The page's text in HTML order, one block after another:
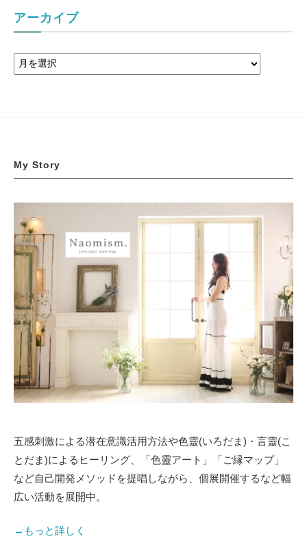
アーカイブ
My Story
五感刺激による潜在意識活用方法や色靈(いろだま)・言靈(こ
とだま)によるヒーリング、「色靈アート」「ご縁マップ」
など自己開発メソッドを提唱しながら、個展開催するなど幅
広い活動を展開中。
→もっと詳しく